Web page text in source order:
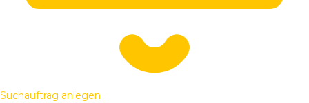
Suchauftrag anlegen